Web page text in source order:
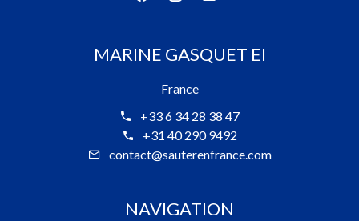
MARINE GASQUET EI
France
+33 6 34 28 38 47
+31 40 290 9492
contact@sauterenfrance.com
NAVIGATION